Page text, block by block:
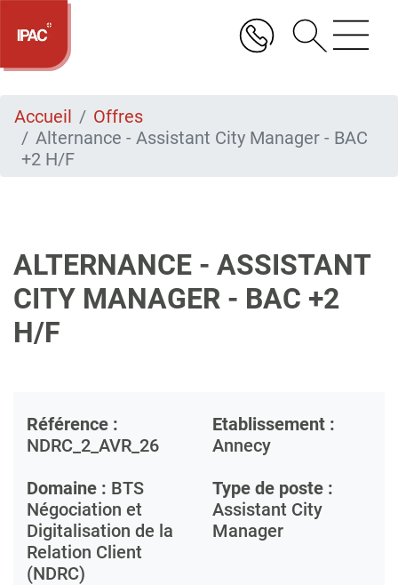
Aller
contenu
Accueil
Offres
Alternance - Assistant City Manager - BAC
+2 H/F
ALTERNANCE - ASSISTANT
CITY MANAGER - BAC +2
H/F
Référence :
NDRC_2_AVR_26
Etablissement :
Annecy
Domaine : BTS
Négociation et
Digitalisation de la
Relation Client
(NDRC)
Type de poste :
Assistant City
Manager